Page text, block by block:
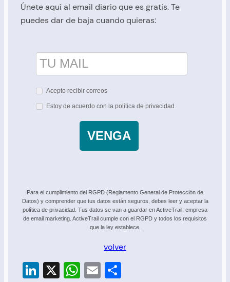
Únete aquí al email diario que es gratis. Te
puedes dar de baja cuando quieras:
Acepto recibir correos
Estoy de acuerdo con la política de privacidad
VENGA
Para el cumplimiento del RGPD (Reglamento General de Protección de
Datos) y comprender que tus datos están seguros, debes leer y aceptar la
política de privacidad. Tus datos se van a guardar en ActiveTrail, empresa
de email marketing. ActiveTrail cumple con el RGPD y todos los requisitos
que la ley establece.
volver
LinkedIn
X WhatsApp
Email